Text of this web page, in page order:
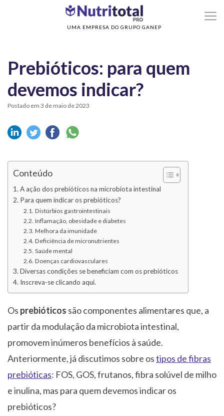
UMA EMPRESA DO GRUPO GANEP
>Prebióticos: para quem devemos indicar?
Prebióticos: para quem
devemos indicar?
Postado em 3 de maio de 2023
Conteúdo
A ação dos prebióticos na microbiota intestinal
Para quem indicar os prebióticos?
Distúrbios gastrointestinais
Inflamação, obesidade e diabetes
Melhora da imunidade
Deficiência de micronutrientes
Saúde mental
Doenças cardiovasculares
Diversas condições se beneficiam com os prebióticos
Inscreva-se clicando aqui.
Os prebióticos são componentes alimentares que, a
partir da modulação da microbiota intestinal,
promovem inúmeros benefícios à saúde.
Anteriormente, já discutimos sobre ostipos de fibras
prebióticas: FOS, GOS, frutanos, fibra solúvel de milho
e inulina, mas para quem devemos indicar os
prebióticos?